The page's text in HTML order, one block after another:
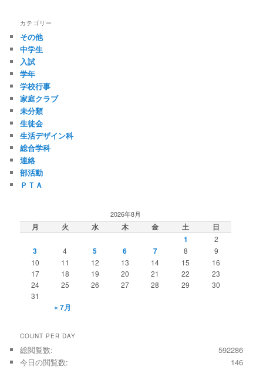
カテゴリー
その他
中学生
入試
学年
学校行事
家庭クラブ
未分類
生徒会
生活デザイン科
総合学科
連絡
部活動
ＰＴＡ
2026年8月
月 火 水 木 金 土
日
1
2
3 4 5 6 7 8
9
10
11 12 13 14 15
16
17
18 19 20 21 22
23
24
25 26 27 28 29
30
31
« 7月
COUNT PER DAY
592286
総閲覧数:
146
今日の閲覧数: